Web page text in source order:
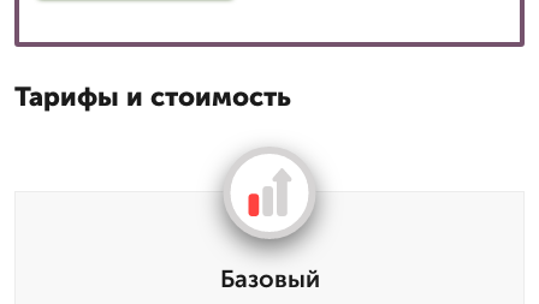
Тарифы и стоимость
Базовый